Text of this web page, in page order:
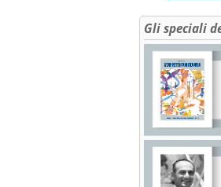
Gli speciali